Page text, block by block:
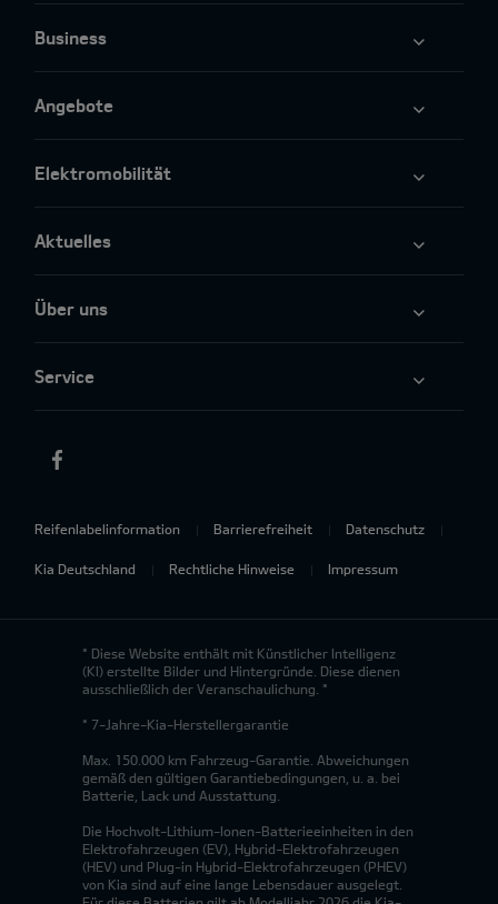
Business
Angebote
Elektromobilität
Aktuelles
Über uns
Service
Reifenlabelinformation Barrierefreiheit Datenschutz
Kia Deutschland Rechtliche Hinweise Impressum
* Diese Website enthält mit Künstlicher Intelligenz
(KI) erstellte Bilder und Hintergründe. Diese dienen
ausschließlich der Veranschaulichung. *
* 7-Jahre-Kia-Herstellergarantie
Max. 150.000 km Fahrzeug-Garantie. Abweichungen
gemäß den gültigen Garantiebedingungen, u. a. bei
Batterie, Lack und Ausstattung.
Die Hochvolt-Lithium-Ionen-Batterieeinheiten in den
Elektrofahrzeugen (EV), Hybrid-Elektrofahrzeugen
(HEV) und Plug-in Hybrid-Elektrofahrzeugen (PHEV)
von Kia sind auf eine lange Lebensdauer ausgelegt.